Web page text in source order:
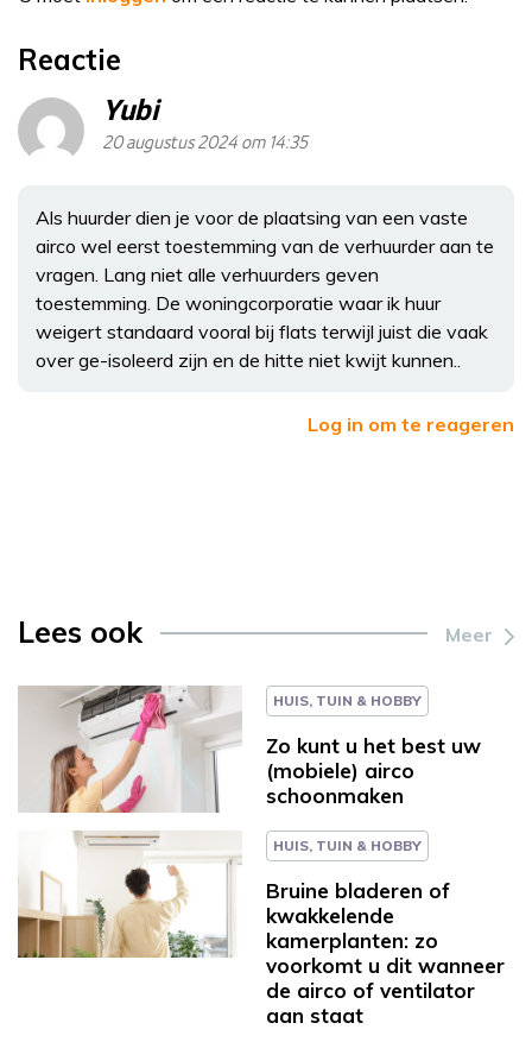
Reactie
Yubi
20 augustus 2024 om 14:35
Als huurder dien je voor de plaatsing van een vaste
airco wel eerst toestemming van de verhuurder aan te
vragen. Lang niet alle verhuurders geven
toestemming. De woningcorporatie waar ik huur
weigert standaard vooral bij flats terwijl juist die vaak
over ge-isoleerd zijn en de hitte niet kwijt kunnen..
Log in om te reageren
Lees ook Meer
HUIS, TUIN & HOBBY
Zo kunt u het best uw
(mobiele) airco
schoonmaken
HUIS, TUIN & HOBBY
Bruine bladeren of
kwakkelende
kamerplanten: zo
voorkomt u dit wanneer
de airco of ventilator
aan staat